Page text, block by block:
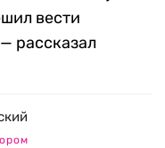
вести
рассказал